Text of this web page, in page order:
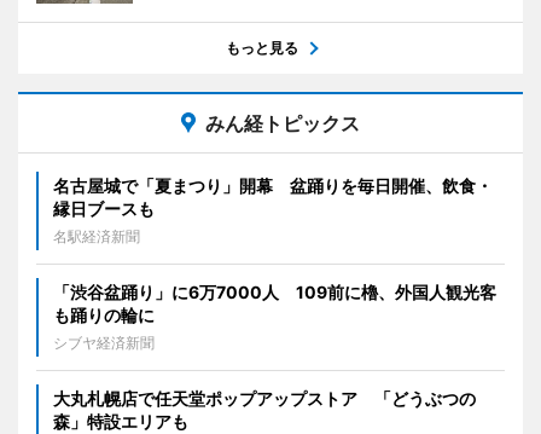
もっと見る
みん経トピックス
名古屋城で「夏まつり」開幕 盆踊りを毎日開催、飲食・
縁日ブースも
名駅経済新聞
「渋谷盆踊り」に6万7000人 109前に櫓、外国人観光客
も踊りの輪に
シブヤ経済新聞
大丸札幌店で任天堂ポップアップストア 「どうぶつの
森」特設エリアも